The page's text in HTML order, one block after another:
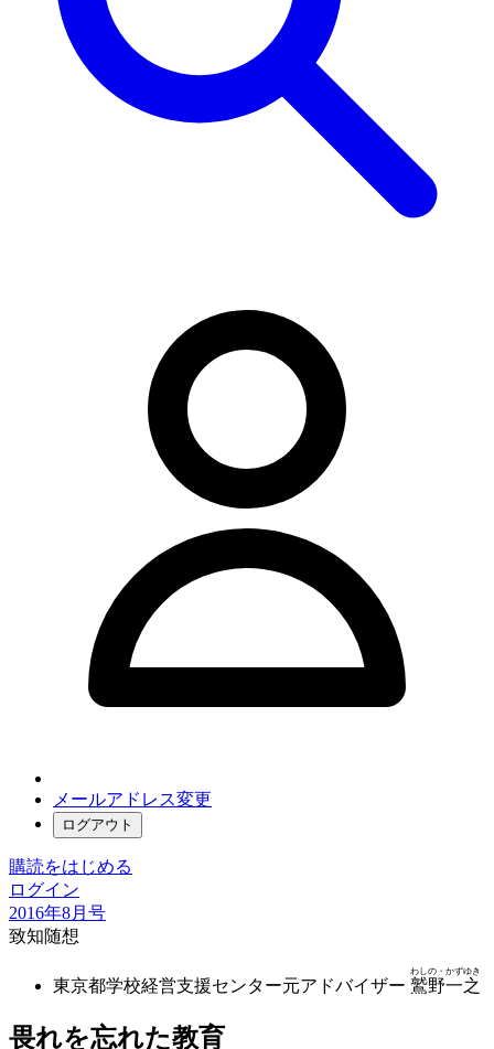
メールアドレス変更
ログアウト
購読をはじめる
ログイン
2016年8月号
致知随想
東京都学校経営支援センター元アドバイザー 鷲野一之
わしの・かずゆき
畏れを忘れた教育